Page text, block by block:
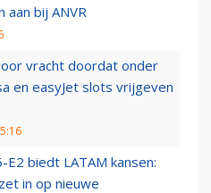
aan bij ANVR
vracht doordat onder
en easyJet slots vrijgeven
E2 biedt LATAM kansen:
in op nieuwe